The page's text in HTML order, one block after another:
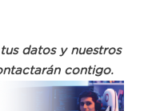
datos y nuestros
contigo.